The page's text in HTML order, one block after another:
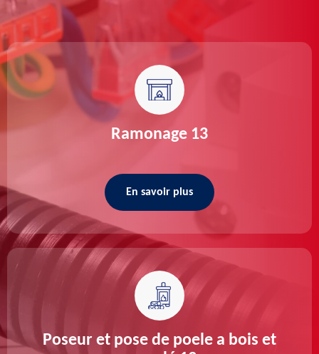
Ramonage 13
En savoir plus
Poseur et pose de poele a bois et